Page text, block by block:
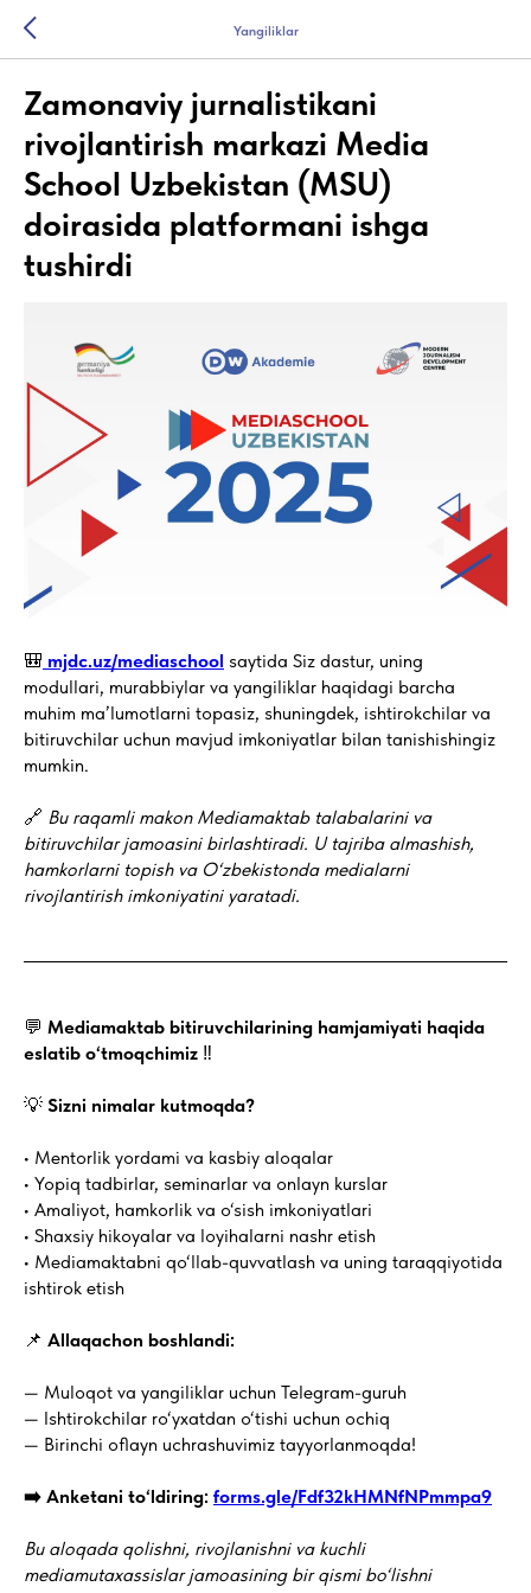
Yangiliklar
Zamonaviy jurnalistikani
rivojlantirish markazi Media
School Uzbekistan (MSU)
doirasida platformani ishga
tushirdi
🎒 mjdc.uz/mediaschool saytida Siz dastur, uning
modullari, murabbiylar va yangiliklar haqidagi barcha
muhim ma’lumotlarni topasiz, shuningdek, ishtirokchilar va
bitiruvchilar uchun mavjud imkoniyatlar bilan tanishishingiz
mumkin.
🔗 Bu raqamli makon Mediamaktab talabalarini va
bitiruvchilar jamoasini birlashtiradi. U tajriba almashish,
hamkorlarni topish va O‘zbekistonda medialarni
rivojlantirish imkoniyatini yaratadi.
💬 Mediamaktab bitiruvchilarining hamjamiyati haqida
eslatib o‘tmoqchimiz ‼️
💡 Sizni nimalar kutmoqda?
• Mentorlik yordami va kasbiy aloqalar
• Yopiq tadbirlar, seminarlar va onlayn kurslar
• Amaliyot, hamkorlik va o‘sish imkoniyatlari
• Shaxsiy hikoyalar va loyihalarni nashr etish
• Mediamaktabni qo‘llab-quvvatlash va uning taraqqiyotida
ishtirok etish
📌 Allaqachon boshlandi:
— Muloqot va yangiliklar uchun Telegram-guruh
— Ishtirokchilar ro‘yxatdan o‘tishi uchun ochiq
— Birinchi oflayn uchrashuvimiz tayyorlanmoqda!
➡️ Anketani to‘ldiring: forms.gle/Fdf32kHMNfNPmmpa9
Bu aloqada qolishni, rivojlanishni va kuchli
mediamutaxassislar jamoasining bir qismi bo‘lishni